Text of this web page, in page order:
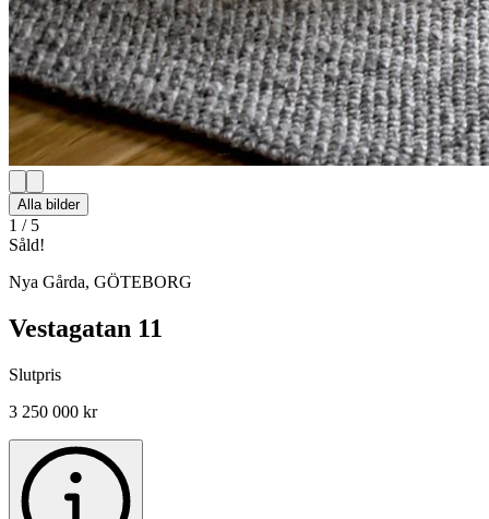
Alla bilder
1 / 5
Såld!
Nya Gårda, GÖTEBORG
Vestagatan 11
Slutpris
3 250 000 kr